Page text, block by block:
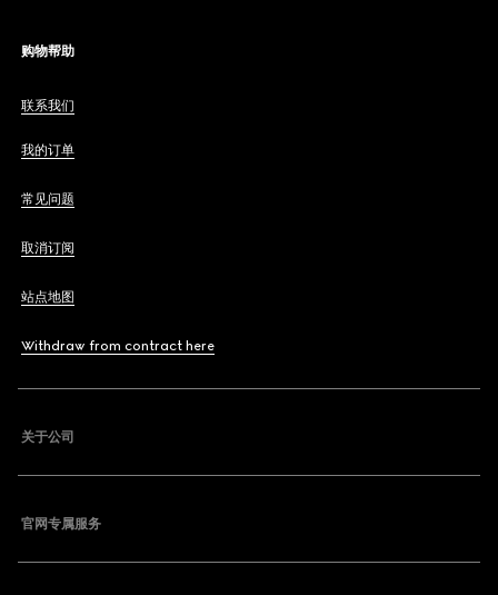
购物帮助
联系我们
我的订单
常见问题
取消订阅
站点地图
Withdraw from contract here
关于公司
官网专属服务